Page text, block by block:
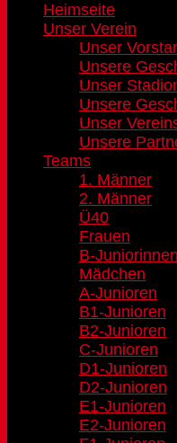
Heimseite
Unser Verein
Unser
Unsere
Unser
Unsere
Unser
Unsere
Teams
1. Männer
2. Männer
Ü40
Frauen
B-Juniorinnen
Mädchen
A-Junioren
B1-Junioren
B2-Junioren
C-Junioren
D1-Junioren
D2-Junioren
E1-Junioren
E2-Junioren